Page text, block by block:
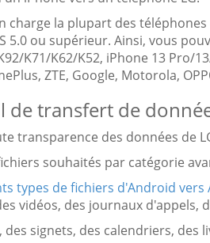
charge la plupart des
5.0 ou supérieur. Ainsi, vous
K71/K62/K52, iPhone 13 Pro/
ZTE, Google, Motorola,
de transfert de
transparence des données de
souhaités par catégorie
types de fichiers d'Android vers
vidéos, des journaux d'appels,
des signets, des calendriers, des